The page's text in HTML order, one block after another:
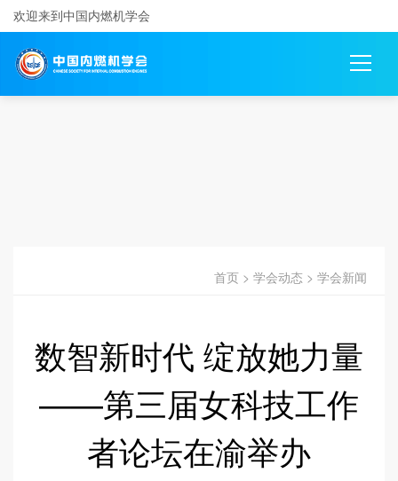
欢迎来到中国内燃机学会
首页 > 学会动态 > 学会新闻
数智新时代 绽放她力量
——第三届女科技工作
者论坛在渝举办